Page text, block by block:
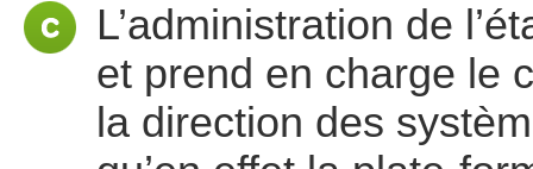
L’administration de
et prend en charge le
la direction des